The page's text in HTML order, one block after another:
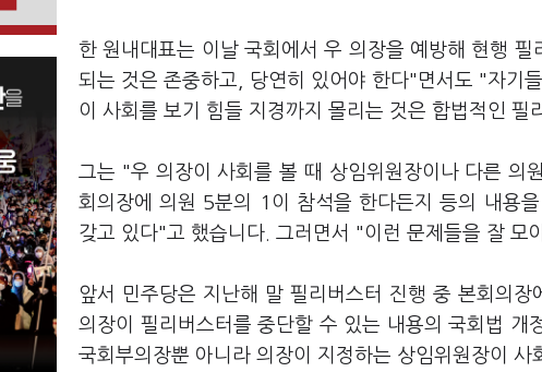
한 원내대표는 이날 국회에서 우 의장을 예방해 현행
되는 것은 존중하고, 당연히 있어야 한다"면서도 "자기
이 사회를 보기 힘들 지경까지 몰리는 것은 합법적인 필
그는 "우 의장이 사회를 볼 때 상임위원장이나 다른 의
회의장에 의원 5분의 1이 참석을 한다든지 등의 내용
갖고 있다"고 했습니다. 그러면서 "이런 문제들을 잘 모
앞서 민주당은 지난해 말 필리버스터 진행 중 본회의
의장이 필리버스터를 중단할 수 있는 내용의 국회법 개
국회부의장뿐 아니라 의장이 지정하는 상임위원장이 사